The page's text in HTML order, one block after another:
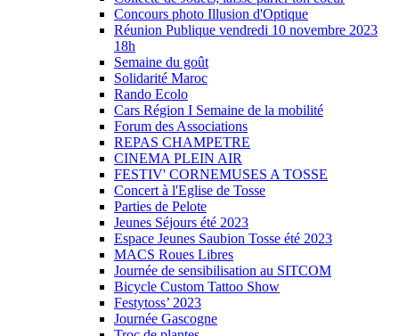
Concours photo Illusion d'Optique
Réunion Publique vendredi 10 novembre 2023
18h
Semaine du goût
Solidarité Maroc
Rando Ecolo
Cars Région I Semaine de la mobilité
Forum des Associations
REPAS CHAMPETRE
CINEMA PLEIN AIR
FESTIV' CORNEMUSES A TOSSE
Concert à l'Eglise de Tosse
Parties de Pelote
Jeunes Séjours été 2023
Espace Jeunes Saubion Tosse été 2023
MACS Roues Libres
Journée de sensibilisation au SITCOM
Bicycle Custom Tattoo Show
Festytoss’ 2023
Journée Gascogne